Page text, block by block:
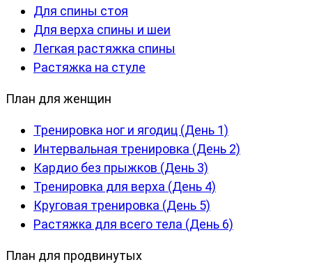
Для спины стоя
Для верха спины и шеи
Легкая растяжка спины
Растяжка на стуле
План для женщин
Тренировка ног и ягодиц (День 1)
Интервальная тренировка (День 2)
Кардио без прыжков (День 3)
Тренировка для верха (День 4)
Круговая тренировка (День 5)
Растяжка для всего тела (День 6)
План для продвинутых